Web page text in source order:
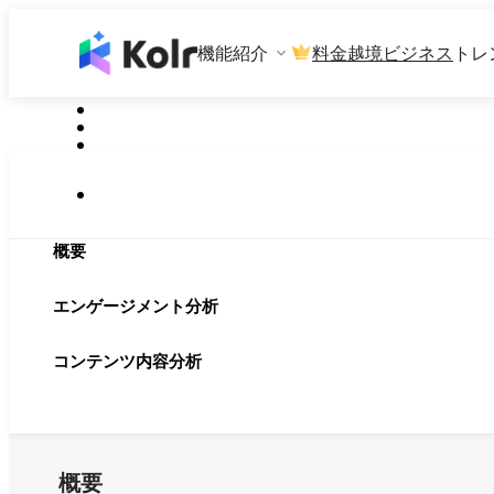
機能紹介 料金越境ビジネス ト
概要
エンゲージメント分析
コンテンツ内容分析
概要